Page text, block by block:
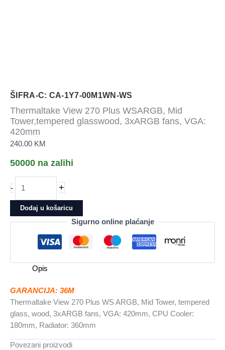
ŠIFRA-C: CA-1Y7-00M1WN-WS
Thermaltake View 270 Plus WSARGB, Mid
Tower,tempered glasswood, 3xARGB fans, VGA:
420mm
240.00 KM
50000 na zalihi
-
View
270
Plus
Tower,tempered
glasswood,
3xARGB
fans,
VGA:
420mm
količina
+
Dodaj u košaricu
Sigurno online plaćanje
Opis
GARANCIJA: 36M
Thermaltake View 270 Plus WS ARGB, Mid Tower, tempered
glass, wood, 3xARGB fans, VGA: 420mm, CPU Cooler:
180mm, Radiator: 360mm
Povezani proizvodi